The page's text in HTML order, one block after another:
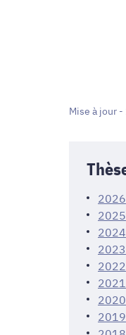
Mise à jour
2026
2025
2024
2023
2022
2021
2020
2019